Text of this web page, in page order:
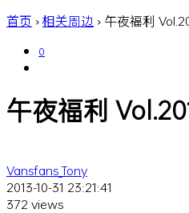
首页 ›相关周边 › 午夜福利
0
午夜福利
Vansfans_Tony
2013-10-31 23:21:41
372 views